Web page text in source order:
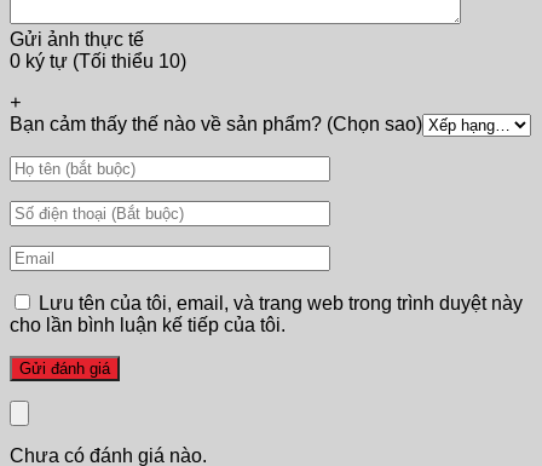
Gửi ảnh thực tế
0 ký tự (Tối thiểu 10)
+
Bạn cảm thấy thế nào về sản phẩm? (Chọn sao)
Lưu tên của tôi, email, và trang web trong trình duyệt này
cho lần bình luận kế tiếp của tôi.
Chưa có đánh giá nào.